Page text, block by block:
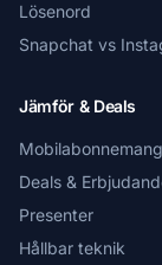
Lösenord
Snapchat vs
Jämför & Deals
Mobilabonnemang
Deals &
Presenter
Hållbar teknik